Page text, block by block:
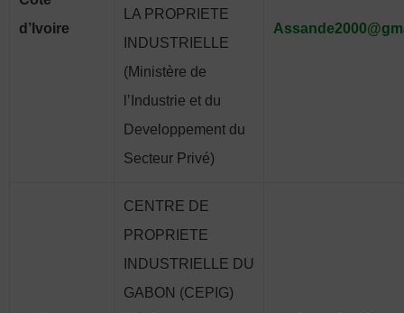
d’Ivoire
LA PROPRIETE
INDUSTRIELLE
(Ministère de
l’Industrie et du
Developpement du
Secteur Privé)
CENTRE DE
PROPRIETE
INDUSTRIELLE DU
GABON (CEPIG)